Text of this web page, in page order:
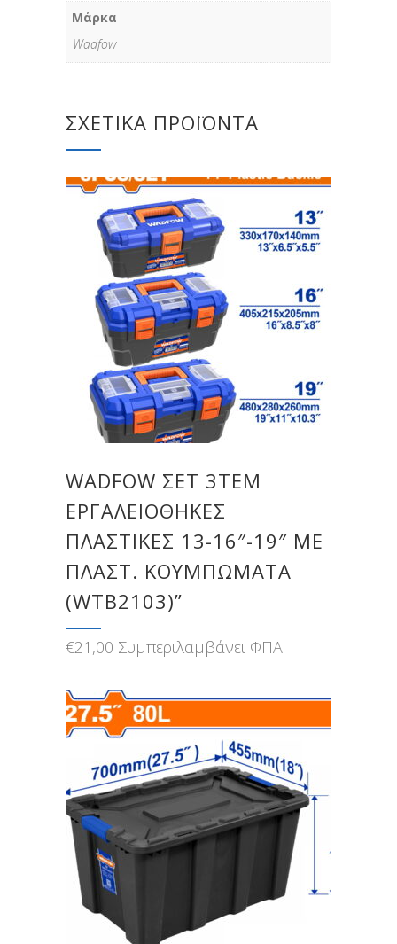
Μάρκα
Wadfow
ΣΧΕΤΙΚΆ ΠΡΟΪΌΝΤΑ
WADFOW ΣΕΤ 3ΤΕΜ
ΕΡΓΑΛΕΙΟΘΗΚΕΣ
ΠΛΑΣΤΙΚΕΣ 13-16″-19″ ΜΕ
ΠΛΑΣΤ. ΚΟΥΜΠΩΜΑΤΑ
(WTB2103)”
€21,00 Συμπεριλαμβάνει ΦΠΑ